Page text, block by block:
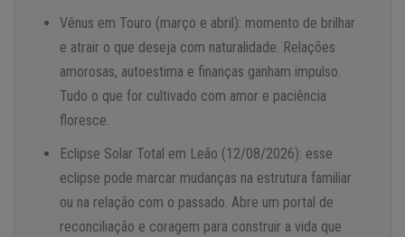
Vênus em Touro (março e abril): momento de brilhar
e atrair o que deseja com naturalidade. Relações
amorosas, autoestima e finanças ganham impulso.
Tudo o que for cultivado com amor e paciência
floresce.
Eclipse Solar Total em Leão (12/08/2026): esse
eclipse pode marcar mudanças na estrutura familiar
ou na relação com o passado. Abre um portal de
reconciliação e coragem para construir a vida que